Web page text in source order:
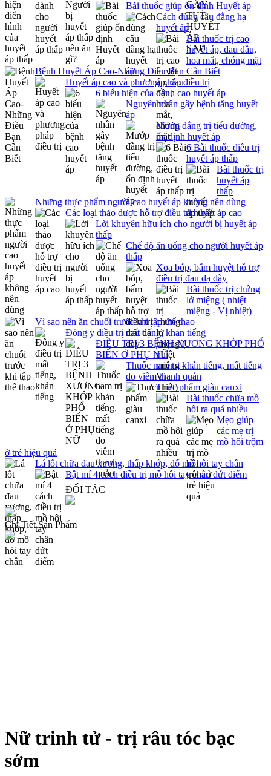
Bài thuốc giúp ổn định Huyết áp
Cách dùng câu đằng hạ
huyết áp
Bài thuốc trị cao
huyết áp, đau đầu,
hoa mắt, chóng mặt
Bệnh Huyết Áp Cao-Những Điều Bạn Cần Biết
Huyết áp cao và phương pháp điều trị
6 biểu hiện của bệnh cao huyết áp
Nguyên nhân gây bệnh tăng huyết
áp
Mướp đắng trị tiểu đường,
ổn định huyết áp
6 Bài thuốc điều trị
huyết áp thấp
Bài thuốc trị
huyết áp
thấp
Những thực phẩm người cao huyết áp không nên dùng
Các loại thảo dược hỗ trợ điều trị huyết áp cao
Lời khuyên hữu ích cho người bị huyết áp
thấp
Chế độ ăn uống cho người huyết áp
thấp
Xoa bóp, bấm huyệt hỗ trợ
điều trị đau dạ dày
Bài thuốc trị chứng
lở miệng ( nhiệt
miệng - Vị nhiệt)
Vì sao nên ăn chuối trước khi tập thể thao
Đông y điều trị mất tiếng, khản tiếng
ĐIỀU TRỊ 3 BỆNH XƯƠNG KHỚP PHỔ
BIẾN Ở PHỤ NỮ
Thuốc nam trị khản tiếng, mất tiếng
do viêm thanh quản
Thực phẩm giàu canxi
Bài thuốc chữa mồ
hôi ra quá nhiều
Mẹo giúp
các mẹ trị
mồ hôi trộm
ở trẻ hiệu quả
Lá lốt chữa đau xương, thấp khớp, đổ mồ hôi tay chân
Bật mí 4 cách điều trị mồ hôi tay chân dứt điểm
ĐỐI TÁC
Chi Tiết Sản Phẩm
Nữ trinh tử - trị râu tóc bạc
sớm